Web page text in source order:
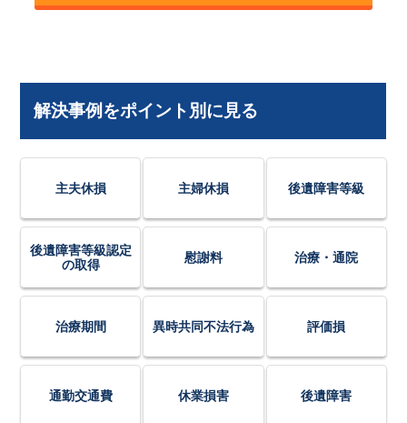
解決事例をポイント別に見る
主夫休損 主婦休損 後遺障害等級
後遺障害等級認定
の取得
慰謝料 治療・通院
治療期間 異時共同不法行為 評価損
通勤交通費 休業損害 後遺障害